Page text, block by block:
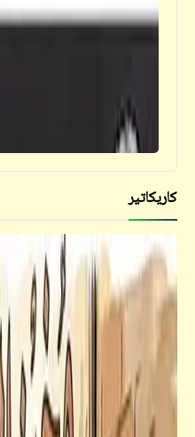
كاريكاتير